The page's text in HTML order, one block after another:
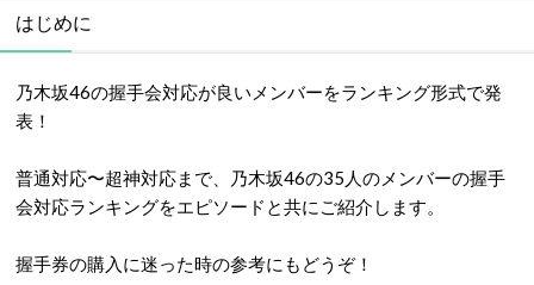
はじめに
乃木坂46の握手会対応が良いメンバーをランキング形式で発
表！
普通対応〜超神対応まで、乃木坂46の35人のメンバーの握手
会対応ランキングをエピソードと共にご紹介します。
握手券の購入に迷った時の参考にもどうぞ！